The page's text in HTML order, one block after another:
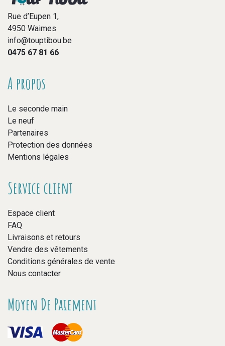
Rue d’Eupen 1,
4950 Waimes
info@touptibou.be
0475 67 81 66
A propos
Le seconde main
Le neuf
Partenaires
Protection des données
Mentions légales
Service client
Espace client
FAQ
Livraisons et retours
Vendre des vêtements
Conditions générales de vente
Nous contacter
Moyen De Paiement